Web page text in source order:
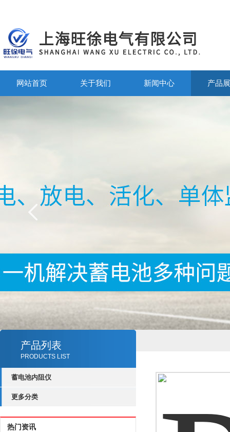
网站首页 关于我们 新闻中心 产品
产品列表
PRODUCTS LIST
蓄电池内阻仪
更多分类
热门资讯